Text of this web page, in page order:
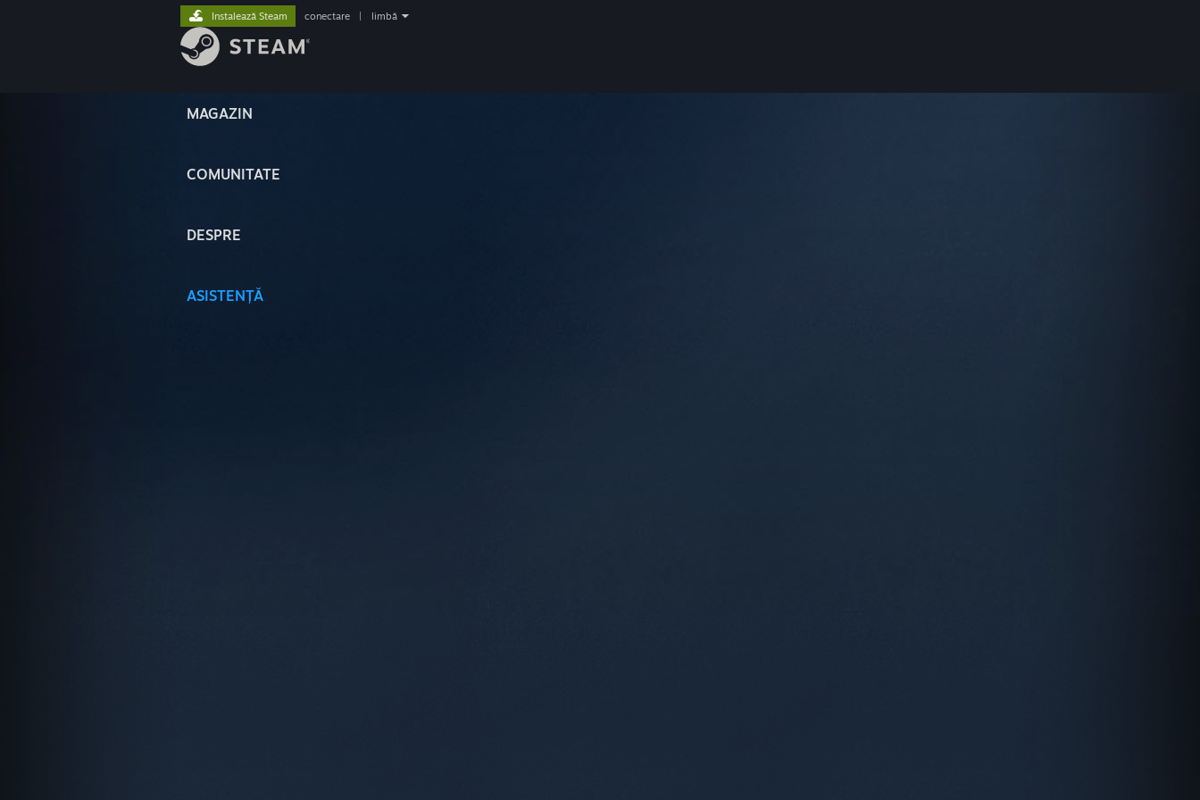
MAGAZIN
COMUNITATE
DESPRE
ASISTENȚĂ
Instalează Steam conectare limbă